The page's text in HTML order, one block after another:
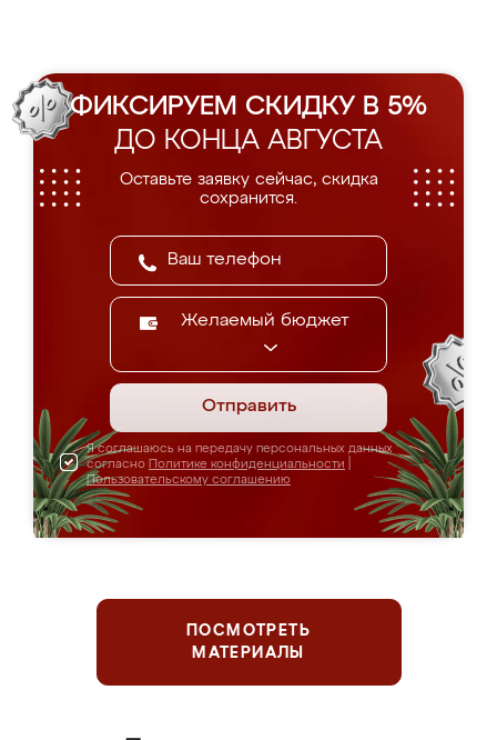
ФИКСИРУЕМ СКИДКУ В 5%
ДО КОНЦА АВГУСТА
Оставьте заявку сейчас, скидка
сохранится.
Желаемый бюджет
Отправить
Я соглашаюсь на передачу персональных данных
согласно Политике конфиденциальности
Пользовательскому соглашению
ПОСМОТРЕТЬ
МАТЕРИАЛЫ